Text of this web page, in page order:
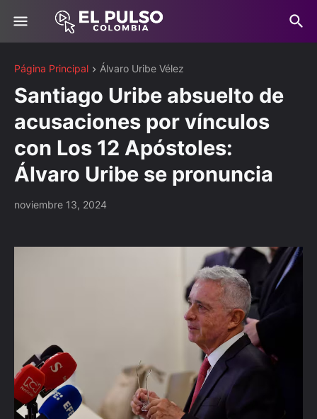
Página Principal Álvaro Uribe Vélez
Santiago Uribe absuelto de
acusaciones por vínculos
con Los 12 Apóstoles:
Álvaro Uribe se pronuncia
noviembre 13, 2024